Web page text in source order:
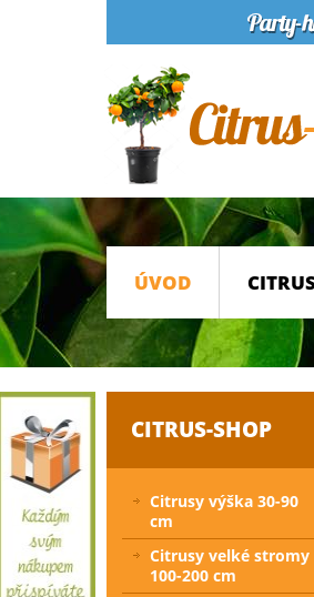
ÚVOD
CITRUS-SHOP
Citrusy výška 30-90
cm
Citrusy velké stromy
100-200 cm